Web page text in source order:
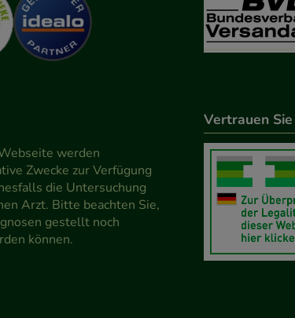
werden
Zwecke zur Verfügung
die Untersuchung
Arzt. Bitte beachten Sie,
gestellt noch
können.
Vertrauen